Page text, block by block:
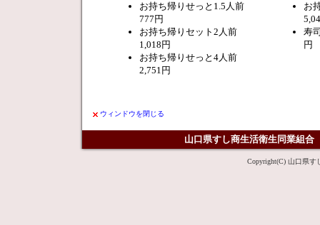
お持ち帰りせっと1.5人前
777円
お持ち帰りセット2人前
1,018円
お持ち帰りせっと4人前
2,751円
お
寿
円
ウィンドウを閉じる
山口県すし商生活衛生同業組合
Copyright(C) 山口県す